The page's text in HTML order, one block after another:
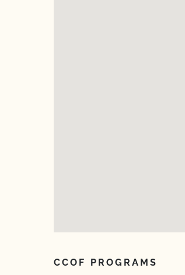
CCOF PROGRAMS